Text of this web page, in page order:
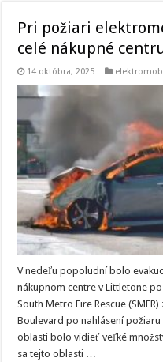
Pri požiari
celé nákupné
14 októbra, 2025
V nedeľu popoludní bolo
nákupnom centre v Littletone
South Metro Fire Rescue
Boulevard po nahlásení
oblasti bolo vidieť veľké
sa tejto oblasti …